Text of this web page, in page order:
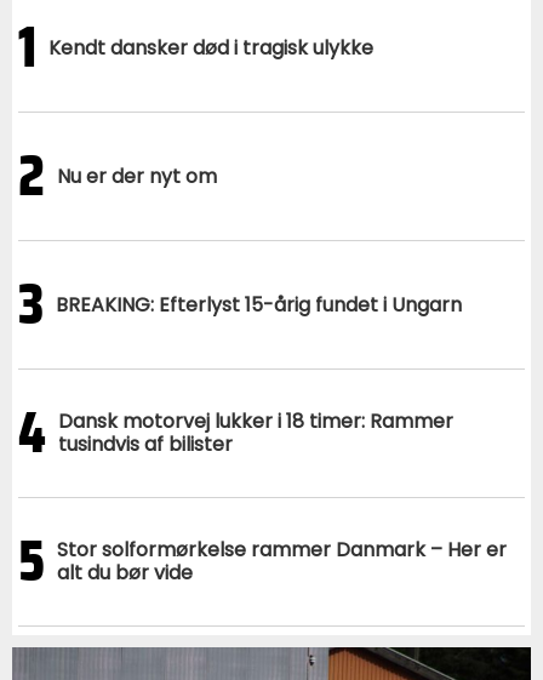
1 Kendt dansker død i tragisk ulykke
2 Nu er der nyt om
3 BREAKING: Efterlyst 15-årig fundet i Ungarn
4 Dansk motorvej lukker i 18 timer: Rammer
tusindvis af bilister
5 Stor solformørkelse rammer Danmark – Her er
alt du bør vide